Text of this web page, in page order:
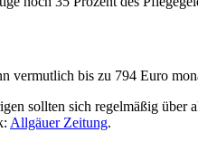
vermutlich bis zu 794 Euro
sollten sich regelmäßig über
Allgäuer Zeitung.